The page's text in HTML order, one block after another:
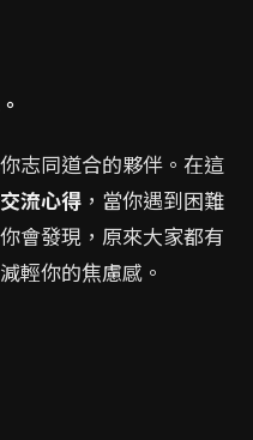
志同道合的夥伴。在這
流心得 ，當你遇到困難
會發現，原來大家都有
輕你的焦慮感。